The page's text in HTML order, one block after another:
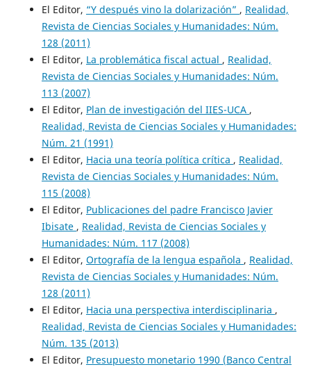
El Editor, “Y después vino la dolarización” , Realidad,
Revista de Ciencias Sociales y Humanidades: Núm.
128 (2011)
El Editor, La problemática fiscal actual , Realidad,
Revista de Ciencias Sociales y Humanidades: Núm.
113 (2007)
El Editor, Plan de investigación del IIES-UCA ,
Realidad, Revista de Ciencias Sociales y Humanidades:
Núm. 21 (1991)
El Editor, Hacia una teoría política crítica , Realidad,
Revista de Ciencias Sociales y Humanidades: Núm.
115 (2008)
El Editor, Publicaciones del padre Francisco Javier
Ibisate , Realidad, Revista de Ciencias Sociales y
Humanidades: Núm. 117 (2008)
El Editor, Ortografía de la lengua española , Realidad,
Revista de Ciencias Sociales y Humanidades: Núm.
128 (2011)
El Editor, Hacia una perspectiva interdisciplinaria ,
Realidad, Revista de Ciencias Sociales y Humanidades:
Núm. 135 (2013)
El Editor, Presupuesto monetario 1990 (Banco Central